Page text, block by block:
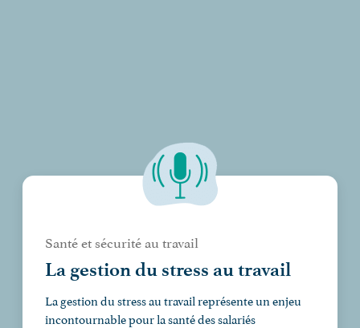
Santé et sécurité au travail
La gestion du stress au travail
La gestion du stress au travail représente un enjeu
incontournable pour la santé des salariés